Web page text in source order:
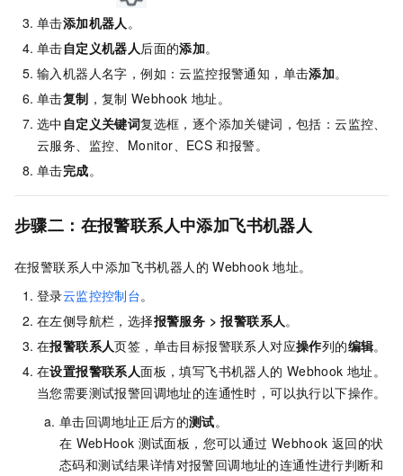
单击添加机器人。
单击自定义机器人后面的添加。
输入机器人名字，例如：云监控报警通知，单击添加。
单击复制 ，复制 Webhook 地址。
选中 自定义关键词复选框，逐个添加关键词，包括：云监控、
云服务、监控、Monitor、ECS 和报警。
单击完成。
步骤二：在报警联系人中添加飞书机器人
在报警联系人中添加飞书机器人的 Webhook 地址。
登录云监控控制台。
在左侧导航栏，选择报警服务 >报警联系人。
在报警联系人页签，单击目标报警联系人对应操作列的编辑。
在设置报警联系人面板，填写飞书机器人的 Webhook 地址。
当您需要测试报警回调地址的连通性时，可以执行以下操作。
单击回调地址正后方的测试。
在 WebHook 测试面板，您可以通过 Webhook 返回的状
态码和测试结果详情对报警回调地址的连通性进行判断和